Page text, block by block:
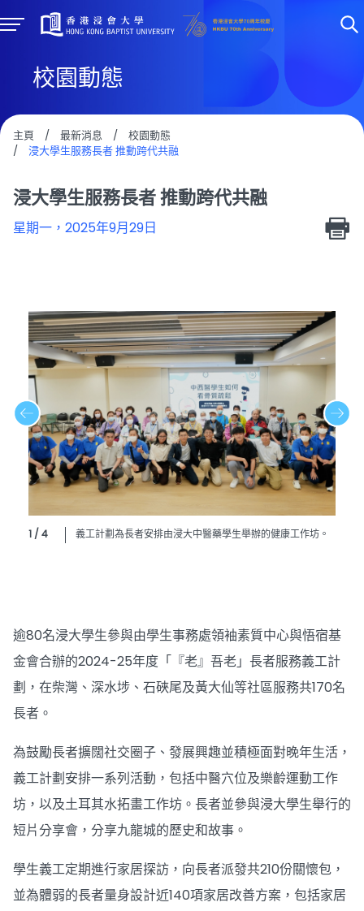
校園動態
主頁 / 最新消息 /
校園動態
/
浸大學生服務長者 推動跨代共融
浸大學生服務長者 推動跨代共融
星期一，2025年9月29日
1 / 4 義工計劃為長者安排由浸大中醫藥學生舉辦的健康工作坊。
逾80名浸大學生參與由學生事務處領袖素質中心與悟宿基
金會合辦的2024-25年度「『老』吾老」長者服務義工計
劃，在柴灣、深水埗、石硤尾及黃大仙等社區服務共170名
長者。
為鼓勵長者擴闊社交圈子、發展興趣並積極面對晚年生活，
義工計劃安排一系列活動，包括中醫穴位及樂齡運動工作
坊，以及土耳其水拓畫工作坊。長者並參與浸大學生舉行的
短片分享會，分享九龍城的歷史和故事。
學生義工定期進行家居探訪，向長者派發共210份關懷包，
並為體弱的長者量身設計近140項家居改善方案，包括家居